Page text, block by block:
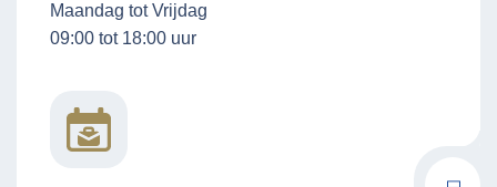
Maandag tot Vrijdag
09:00 tot 18:00 uur